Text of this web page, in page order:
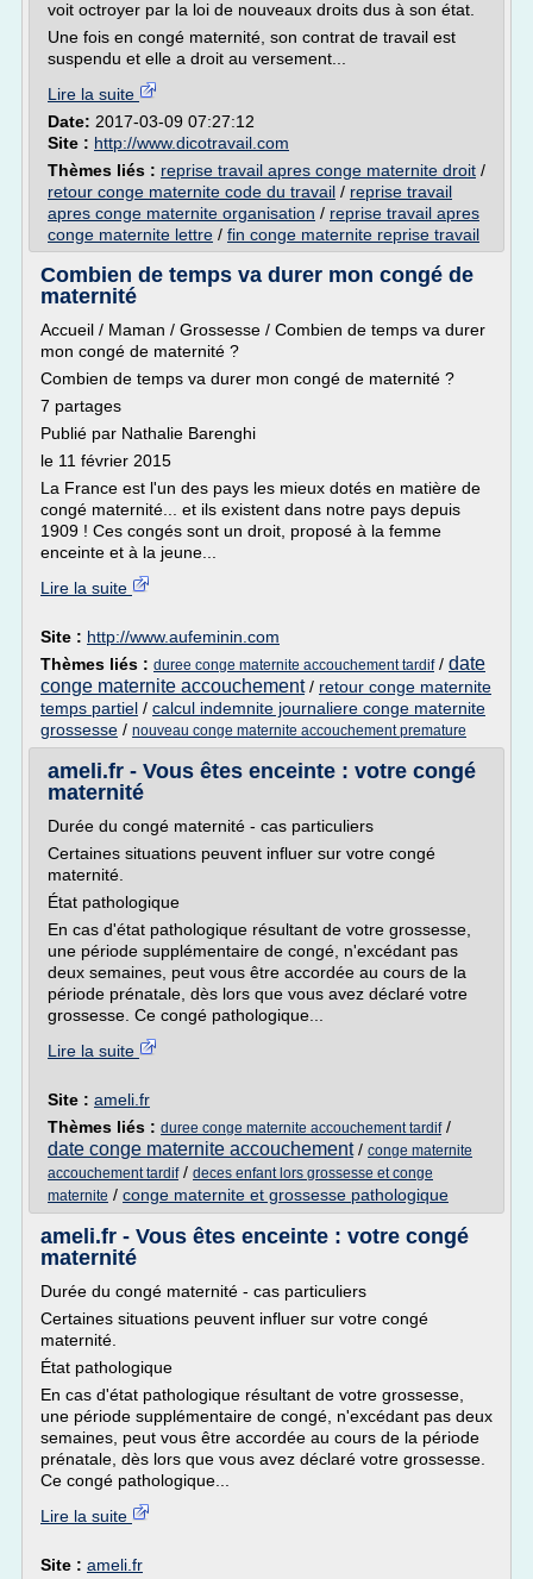
voit octroyer par la loi de nouveaux droits dus à son état.
Une fois en congé maternité, son contrat de travail est
suspendu et elle a droit au versement...
Lire la suite
Date: 2017-03-09 07:27:12
Site : http://www.dicotravail.com
Thèmes liés : reprise travail apres conge maternite droit /
retour conge maternite code du travail / reprise travail
apres conge maternite organisation / reprise travail apres
conge maternite lettre / fin conge maternite reprise travail
Combien de temps va durer mon congé de
maternité
Accueil / Maman / Grossesse / Combien de temps va durer
mon congé de maternité ?
Combien de temps va durer mon congé de maternité ?
7 partages
Publié par Nathalie Barenghi
le 11 février 2015
La France est l'un des pays les mieux dotés en matière de
congé maternité... et ils existent dans notre pays depuis
1909 ! Ces congés sont un droit, proposé à la femme
enceinte et à la jeune...
Lire la suite
Site : http://www.aufeminin.com
Thèmes liés : duree conge maternite accouchement tardif/ date
conge maternite accouchement/ retour conge maternite
temps partiel / calcul indemnite journaliere conge maternite
grossesse / nouveau conge maternite accouchement premature
ameli.fr - Vous êtes enceinte : votre congé
maternité
Durée du congé maternité - cas particuliers
Certaines situations peuvent influer sur votre congé
maternité.
État pathologique
En cas d'état pathologique résultant de votre grossesse,
une période supplémentaire de congé, n'excédant pas
deux semaines, peut vous être accordée au cours de la
période prénatale, dès lors que vous avez déclaré votre
grossesse. Ce congé pathologique...
Lire la suite
Site : ameli.fr
Thèmes liés : duree conge maternite accouchement tardif/
date conge maternite accouchement/ conge maternite
accouchement tardif/ deces enfant lors grossesse et conge
maternite / conge maternite et grossesse pathologique
ameli.fr - Vous êtes enceinte : votre congé
maternité
Durée du congé maternité - cas particuliers
Certaines situations peuvent influer sur votre congé
maternité.
État pathologique
En cas d'état pathologique résultant de votre grossesse,
une période supplémentaire de congé, n'excédant pas deux
semaines, peut vous être accordée au cours de la période
prénatale, dès lors que vous avez déclaré votre grossesse.
Ce congé pathologique...
Lire la suite
Site : ameli.fr